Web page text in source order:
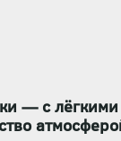
— с